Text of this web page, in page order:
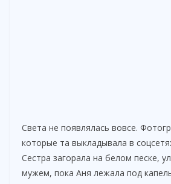
Света не появлялась вовсе.
которые та выкладывала в
Сестра загорала на белом песке,
мужем, пока Аня лежала под